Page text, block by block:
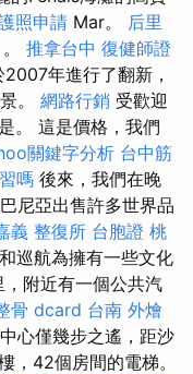
照申請 Mar。 后里
推拿台中 復健師證
年進行了翻新，
。 網路行銷 受歡迎
。 這是價格，我們
關鍵字分析 台中筋
嗎 後來，我們在晚
尼亞出售許多世界品
義 整復所 台胞證 桃
巡航為擁有一些文化
附近有一個公共汽
骨 dcard 台南 外燴
心僅幾步之遙，距沙
，42個房間的電梯。